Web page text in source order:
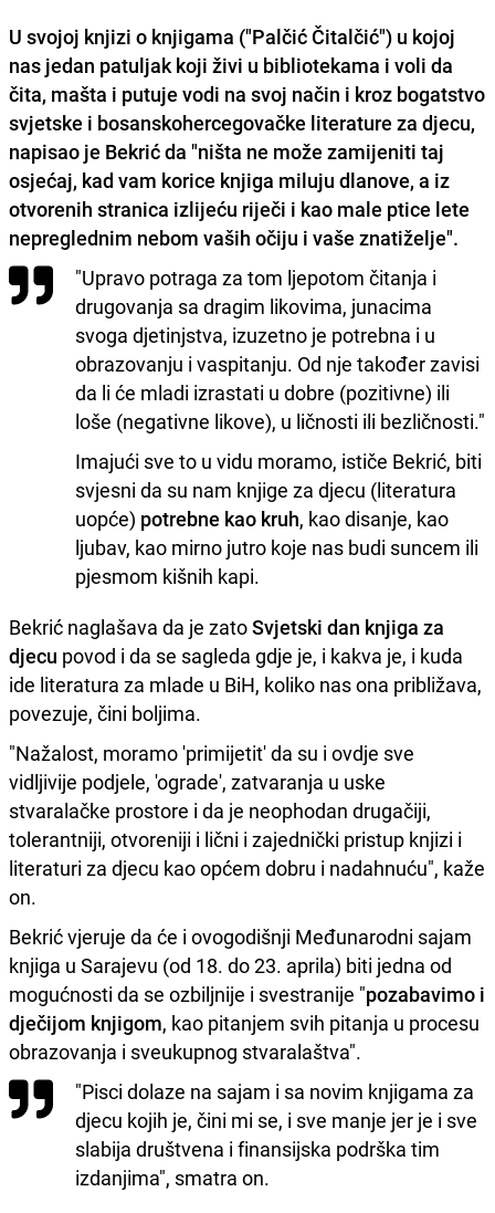
U svojoj knjizi o knjigama ("Palčić Čitalčić") u kojoj
nas jedan patuljak koji živi u bibliotekama i voli da
čita, mašta i putuje vodi na svoj način i kroz bogatstvo
svjetske i bosanskohercegovačke literature za djecu,
napisao je Bekrić da "ništa ne može zamijeniti taj
osjećaj, kad vam korice knjiga miluju dlanove, a iz
otvorenih stranica izlijeću riječi i kao male ptice lete
nepreglednim nebom vaših očiju i vaše znatiželje".
"Upravo potraga za tom ljepotom čitanja i
drugovanja sa dragim likovima, junacima
svoga djetinjstva, izuzetno je potrebna i u
obrazovanju i vaspitanju. Od nje također zavisi
da li će mladi izrastati u dobre (pozitivne) ili
loše (negativne likove), u ličnosti ili bezličnosti."
Imajući sve to u vidu moramo, ističe Bekrić, biti
svjesni da su nam knjige za djecu (literatura
uopće) potrebne kao kruh, kao disanje, kao
ljubav, kao mirno jutro koje nas budi suncem ili
pjesmom kišnih kapi.
Bekrić naglašava da je zatoSvjetski dan knjiga za
djecu povod i da se sagleda gdje je, i kakva je, i kuda
ide literatura za mlade u BiH, koliko nas ona približava,
povezuje, čini boljima.
"Nažalost, moramo 'primijetit' da su i ovdje sve
vidljivije podjele, 'ograde', zatvaranja u uske
stvaralačke prostore i da je neophodan drugačiji,
tolerantniji, otvoreniji i lični i zajednički pristup knjizi i
literaturi za djecu kao općem dobru i nadahnuću", kaže
on.
Bekrić vjeruje da će i ovogodišnji Međunarodni sajam
knjiga u Sarajevu (od 18. do 23. aprila) biti jedna od
mogućnosti da se ozbiljnije i svestranije "pozabavimo i
dječijom knjigom, kao pitanjem svih pitanja u procesu
obrazovanja i sveukupnog stvaralaštva".
"Pisci dolaze na sajam i sa novim knjigama za
djecu kojih je, čini mi se, i sve manje jer je i sve
slabija društvena i finansijska podrška tim
izdanjima", smatra on.